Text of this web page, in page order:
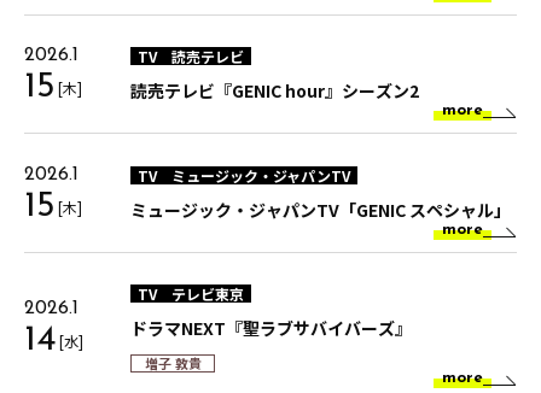
2026.1
15 [木]
TV 読売テレビ
読売テレビ『GENIC hour』シーズン2
more
2026.1
15 [木]
TV ミュージック・ジャパンTV
ミュージック・ジャパンTV「GENIC スペシャル」
more
2026.1
14[水]
TV テレビ東京
ドラマNEXT『聖ラブサバイバーズ』
増子 敦貴
more